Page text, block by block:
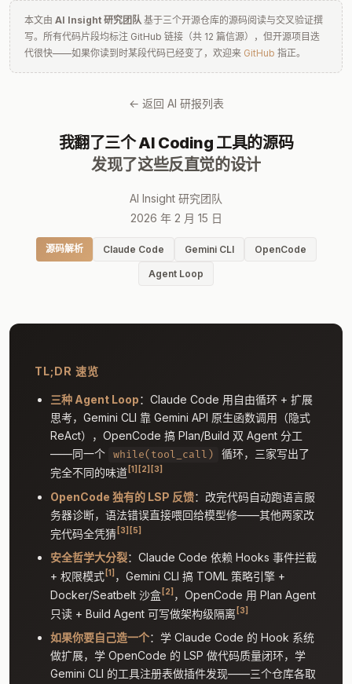
本文由 AI Insight 研究团队 基于三个开源仓库的源码阅读与交叉验证撰
写。所有代码片段均标注 GitHub 链接（共 12 篇信源），但开源项目迭
代很快——如果你读到时某段代码已经变了，欢迎来 GitHub 指正。
← 返回 AI 研报列表
我翻了三个 AI Coding 工具的源码
发现了这些反直觉的设计
AI Insight 研究团队
2026 年 2 月 15 日
源码解析 Claude Code Gemini CLI OpenCode
Agent Loop
TL;DR 速览
三种 Agent Loop：Claude Code 用自由循环 + 扩展
思考，Gemini CLI 靠 Gemini API 原生函数调用（隐式
ReAct），OpenCode 搞 Plan/Build 双 Agent 分工
——同一个
while(tool_call)
循环，三家写出了
完全不同的味道 [1] [2] [3]
OpenCode 独有的 LSP 反馈：改完代码自动跑语言服
务器诊断，语法错误直接喂回给模型修——其他两家改
完代码全凭猜 [3] [5]
安全哲学大分裂：Claude Code 依赖 Hooks 事件拦截
+ 权限模式 [1]
，Gemini CLI 搞 TOML 策略引擎 +
Docker/Seatbelt 沙盒 [2] ，OpenCode 用 Plan Agent
只读 + Build Agent 可写做架构级隔离 [3]
如果你要自己造一个：学 Claude Code 的 Hook 系统
做扩展，学 OpenCode 的 LSP 做代码质量闭环，学
Gemini CLI 的工具注册表做插件发现——三个仓库各取